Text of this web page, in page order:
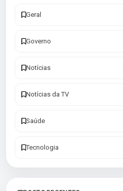
Geral
Governo
Notícias
Notícias da TV
Saúde
Tecnologia